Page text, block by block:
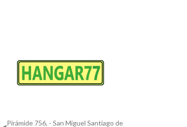
Pirámide 756, - San Miguel Santiago de